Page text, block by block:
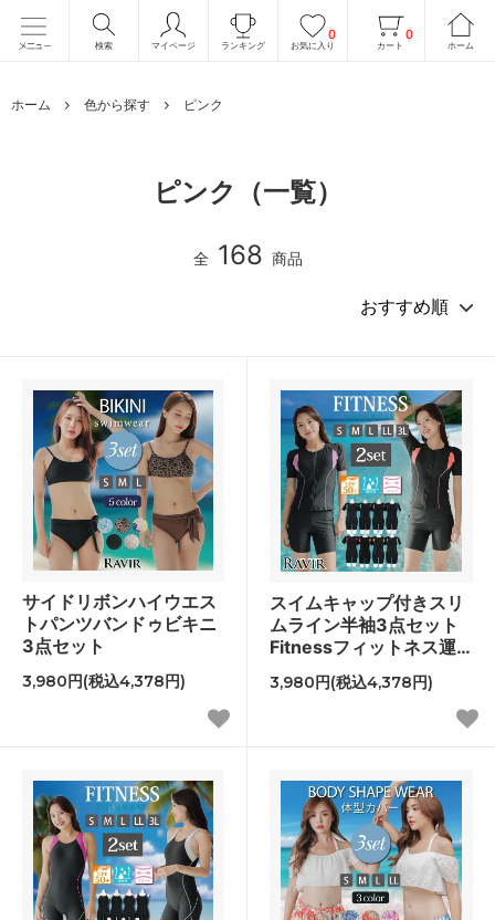
検索 マイページ ランキング
0
お気に入り
0
カート ホーム
ホーム 色から探す ピンク
ピンク（一覧）
全 168 商品
サイドリボンハイウエス
トパンツバンドゥビキニ
3点セット
3,980円(税込4,378円)
スイムキャップ付きスリ
ムライン半袖3点セット
Fitnessフィットネス運
3,980円(税込4,378円)